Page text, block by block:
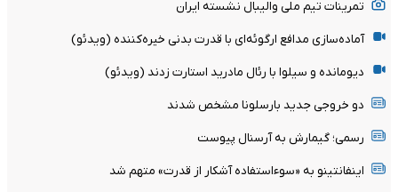
تمرینات تیم ملی والیبال نشسته ایران
آماده‌سازی مدافع ارگوئه‌ای با قدرت بدنی خیره‌کننده (ویدئو)
دیومانده و سیلوا با رئال مادرید استارت زدند (ویدئو)
دو خروجی جدید بارسلونا مشخص شدند
رسمی؛ گیمارش به آرسنال پیوست
اینفانتینو به «سوءاستفاده آشکار از قدرت» متهم شد